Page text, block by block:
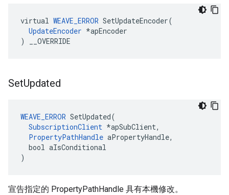
virtual WEAVE_ERROR SetUpdateEncoder(
UpdateEncoder *apEncoder
) __OVERRIDE
SetUpdated
WEAVE_ERROR SetUpdated(
SubscriptionClient *apSubClient,
PropertyPathHandle aPropertyHandle,
  bool aIsConditional
)
宣告指定的 PropertyPathHandle 具有本機修改。